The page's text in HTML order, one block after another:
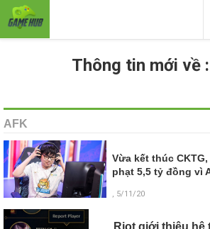
Thông tin mới về
AFK
Vừa kết thúc
phạt 5,5 tỷ đồng vì
, 5/11/20